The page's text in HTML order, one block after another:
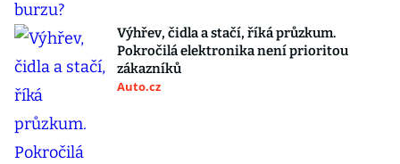
Výhřev, čidla a stačí, říká průzkum.
Pokročilá elektronika není prioritou
zákazníků
Auto.cz